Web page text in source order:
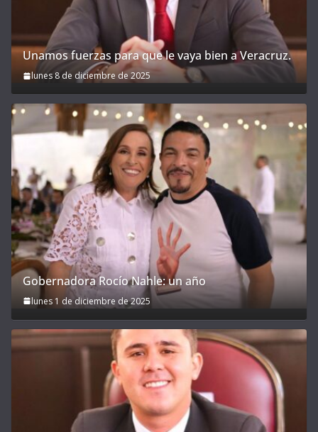
Unamos fuerzas para que le vaya bien a Veracruz.
lunes 8 de diciembre de 2025
Gobernadora Rocío Nahle: un año
lunes 1 de diciembre de 2025